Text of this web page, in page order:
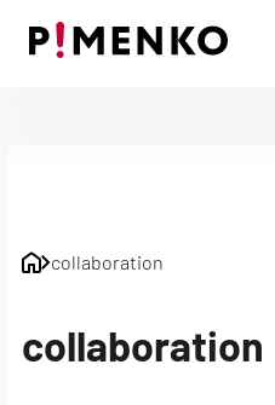
collaboration
collaboration